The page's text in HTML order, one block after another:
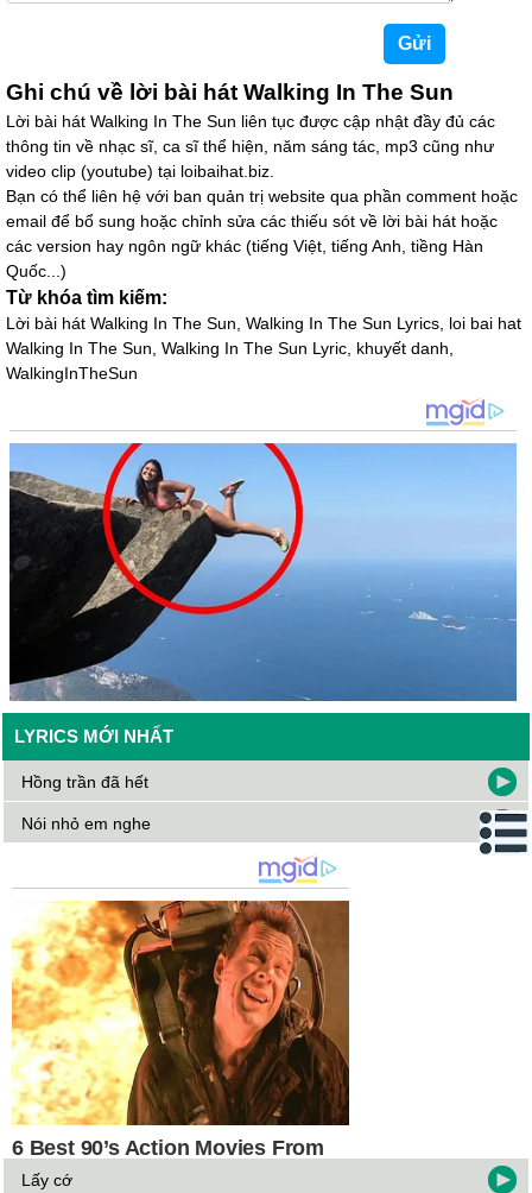
Ghi chú về lời bài hát Walking In The Sun
Lời bài hát Walking In The Sun liên tục được cập nhật đầy đủ các
thông tin về nhạc sĩ, ca sĩ thể hiện, năm sáng tác, mp3 cũng như
video clip (youtube) tại loibaihat.biz.
Bạn có thể liên hệ với ban quản trị website qua phần comment hoặc
email để bổ sung hoặc chỉnh sửa các thiếu sót về lời bài hát hoặc
các version hay ngôn ngữ khác (tiếng Việt, tiếng Anh, tiềng Hàn
Quốc...)
Từ khóa tìm kiếm:
Lời bài hát Walking In The Sun, Walking In The Sun Lyrics, loi bai hat
Walking In The Sun, Walking In The Sun Lyric, khuyết danh,
WalkingInTheSun
LYRICS MỚI NHẤT
Hồng trần đã hết
Nói nhỏ em nghe
Lấy cớ